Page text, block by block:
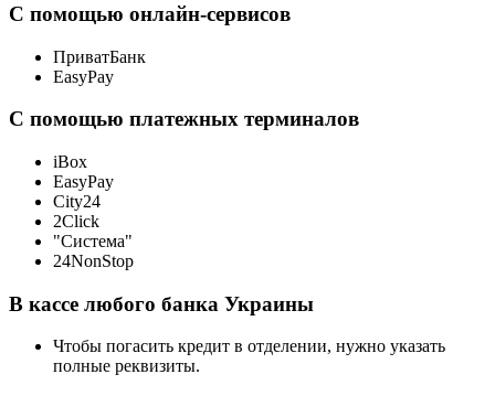
С помощью онлайн-сервисов
ПриватБанк
EasyPay
С помощью платежных терминалов
iBox
EasyPay
City24
2Click
"Система"
24NonStop
В кассе любого банка Украины
Чтобы погасить кредит в отделении, нужно указать
полные реквизиты.